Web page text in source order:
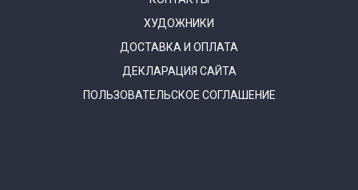
ХУДОЖНИКИ
ДОСТАВКА И ОПЛАТА
ДЕКЛАРАЦИЯ САЙТА
ПОЛЬЗОВАТЕЛЬСКОЕ СОГЛАШЕНИЕ